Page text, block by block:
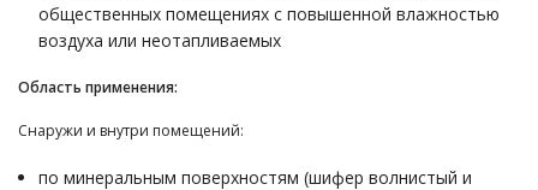
общественных помещениях с повышенной влажностью
воздуха или неотапливаемых
Область применения:
Снаружи и внутри помещений:
по минеральным поверхностям (шифер волнистый и